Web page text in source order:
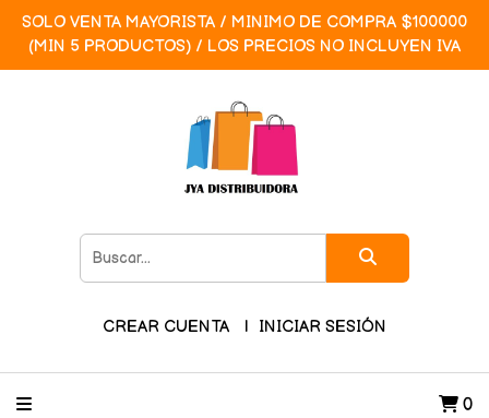
SOLO VENTA MAYORISTA / MINIMO DE COMPRA $100000
(MIN 5 PRODUCTOS) / LOS PRECIOS NO INCLUYEN IVA
CREAR CUENTA INICIAR SESIÓN
0